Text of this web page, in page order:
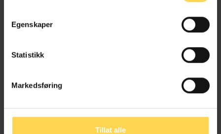
Egenskaper
Statistikk
Markedsføring
Tillat alle